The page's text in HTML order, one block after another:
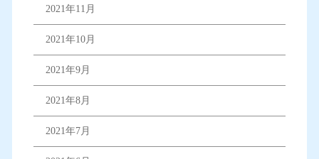
2021年11月
2021年10月
2021年9月
2021年8月
2021年7月